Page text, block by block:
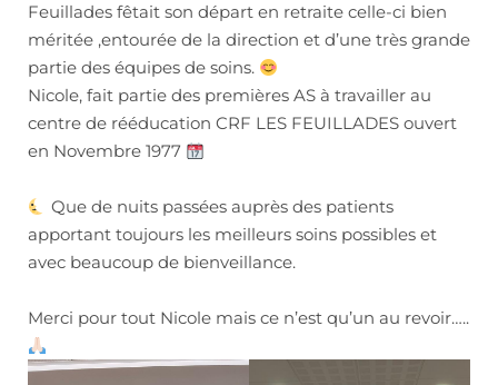
Feuillades fêtait son départ en retraite celle-ci bien
méritée ,entourée de la direction et d’une très grande
partie des équipes de soins.
Nicole, fait partie des premières AS à travailler au
centre de rééducation CRF LES FEUILLADES ouvert
en Novembre 1977
Que de nuits passées auprès des patients
apportant toujours les meilleurs soins possibles et
avec beaucoup de bienveillance.
Merci pour tout Nicole mais ce n’est qu’un au revoir…..